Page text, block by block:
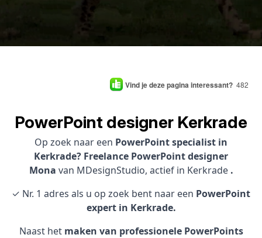
Vind je deze pagina interessant? 482
PowerPoint designer Kerkrade
Op zoek naar een PowerPoint specialist in
Kerkrade? Freelance PowerPoint designer
Mona van MDesignStudio, actief in Kerkrade .
✓ Nr. 1 adres als u op zoek bent naar een PowerPoint
expert in Kerkrade.
Naast het maken van professionele PowerPoints